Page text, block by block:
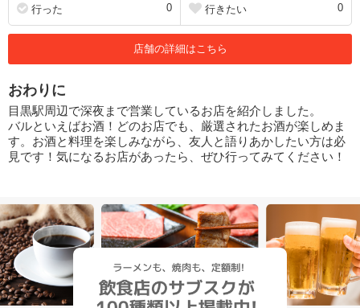
行った 0 行きたい 0
店舗の詳細はこちら
おわりに
目黒駅周辺で深夜まで営業しているお店を紹介しました。
バルといえばお酒！どのお店でも、厳選されたお酒が楽しめま
す。お酒と料理を楽しみながら、友人と語りあかしたい方は必
見です！気になるお店があったら、ぜひ行ってみてください！